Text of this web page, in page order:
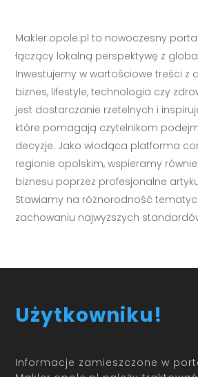
Makler.opole.pl to nowoczesny
łączący lokalną perspektywę z
Inwestujemy w wartościowe treści z
biznes, lifestyle, technologia czy
jest dostarczanie rzetelnych i
które pomagają czytelnikom
decyzje. Jako wiodąca platforma
regionie opolskim, wspieramy
biznesu poprzez profesjonalne
Stawiamy na różnorodność
zachowaniu najwyższych
Użytkowniku!
Informacje zamieszczone w